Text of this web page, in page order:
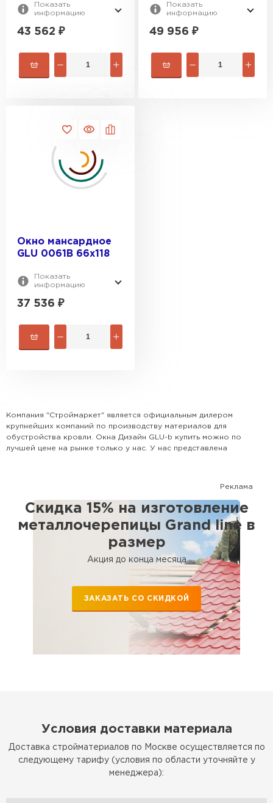
Показать
информацию
43 562 ₽
Показать
информацию
49 956 ₽
Окно мансардное
GLU 0061B 66x118
Показать
информацию
37 536 ₽
Компания "Строймаркет" является официальным дилером
крупнейших компаний по производству материалов для
обустройства кровли. Окна Дизайн GLU-b купить можно по
лучшей цене на рынке только у нас. У нас представлена
частными лицами.
Реклама
Скидка 15% на изготовление
металлочерепицы Grand line в
размер
Акция до конца месяца
ЗАКАЗАТЬ СО СКИДКОЙ
Условия доставки материала
Доставка стройматериалов по Москве осуществляется по
следующему тарифу (условия по области уточняйте у
менеджера):
Штакетник
ПЕРЕЙТИ
ПЕРЕЙТИ